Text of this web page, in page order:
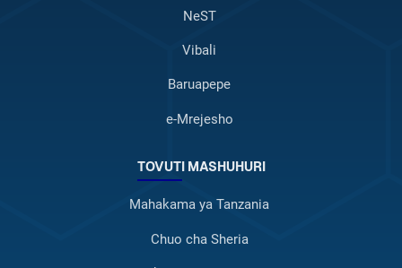
NeST
Vibali
Baruapepe
e-Mrejesho
TOVUTI MASHUHURI
Mahakama ya Tanzania
Chuo cha Sheria